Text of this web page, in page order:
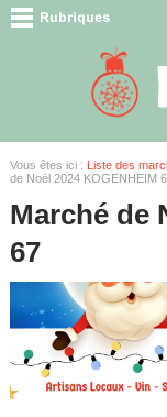
Vous êtes ici : Liste des
de Noël 2024 KOGENHEIM
Marché de
67